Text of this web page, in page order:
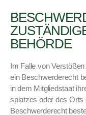
BEHÖRDE
Im Falle von
ein Beschw­erderecht
in dem Mit­glied­staat
splatzes oder des
Beschw­erderecht